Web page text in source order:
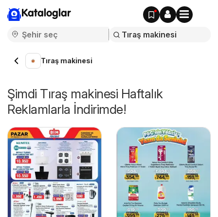
Kataloglar
Tıraş makinesi
Şimdi Tıraş makinesi Haftalık
Reklamlarla İndirimde!